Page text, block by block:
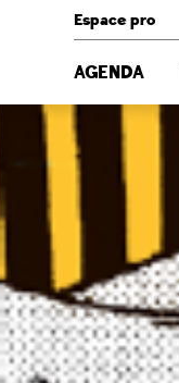
Espace pro
AGENDA